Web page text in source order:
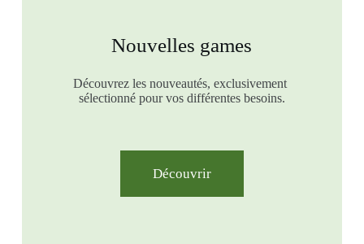
Nouvelles games
Découvrez les nouveautés, exclusivement
sélectionné pour vos différentes besoins.
Découvrir